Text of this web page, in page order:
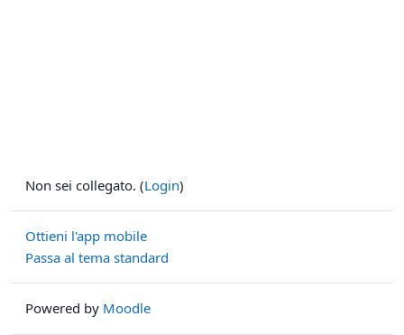
Non sei collegato. (Login)
Ottieni l'app mobile
Passa al tema standard
Powered by Moodle